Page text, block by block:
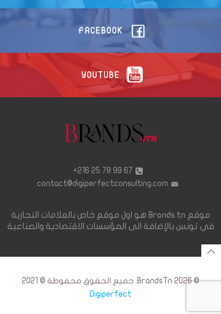
FACEBOOK
YOUTUBE
67 99 78 25 216+
contact@digiperfectconsulting.com
موقع Brands.tn هو اول موقع خاص بالعلامات التجارية
في تونس بالإضافة الى المؤسسات الاقتصادية والصناعية
© 2026 BrandsTn. جميع الحقوق محفوظة © 2021
Digiperfect